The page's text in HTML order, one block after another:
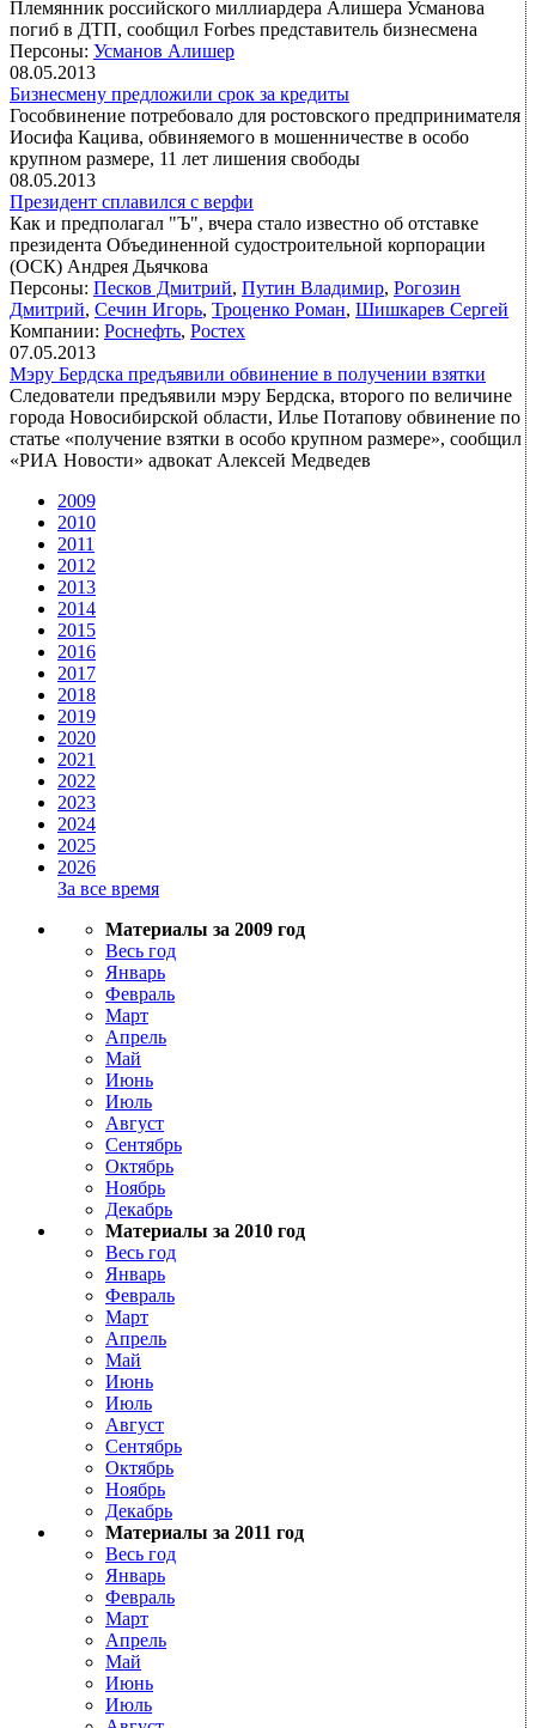
Племянник российского миллиардера Алишера Усманова
погиб в ДТП, сообщил Forbes представитель бизнесмена
Персоны: Усманов Алишер
08.05.2013
Бизнесмену предложили срок за кредиты
Гособвинение потребовало для ростовского предпринимателя
Иосифа Кацива, обвиняемого в мошенничестве в особо
крупном размере, 11 лет лишения свободы
08.05.2013
Президент сплавился с верфи
Как и предполагал "Ъ", вчера стало известно об отставке
президента Объединенной судостроительной корпорации
(ОСК) Андрея Дьячкова
Персоны: Песков Дмитрий, Путин Владимир, Рогозин
Дмитрий, Сечин Игорь, Троценко Роман, Шишкарев Сергей
Компании: Роснефть, Ростех
07.05.2013
Мэру Бердска предъявили обвинение в получении взятки
Следователи предъявили мэру Бердска, второго по величине
города Новосибирской области, Илье Потапову обвинение по
статье «получение взятки в особо крупном размере», сообщил
«РИА Новости» адвокат Алексей Медведев
2009
2010
2011
2012
2013
2014
2015
2016
2017
2018
2019
2020
2021
2022
2023
2024
2025
2026
За все время
Материалы за 2009 год
Весь год
Январь
Февраль
Март
Апрель
Май
Июнь
Июль
Август
Сентябрь
Октябрь
Ноябрь
Декабрь
Материалы за 2010 год
Весь год
Январь
Февраль
Март
Апрель
Май
Июнь
Июль
Август
Сентябрь
Октябрь
Ноябрь
Декабрь
Материалы за 2011 год
Весь год
Январь
Февраль
Март
Апрель
Май
Июнь
Июль